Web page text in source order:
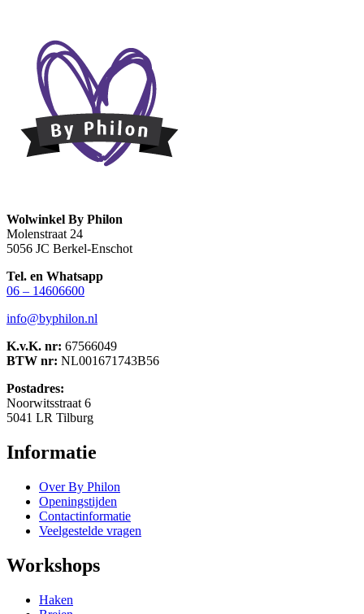
Wolwinkel By Philon
Molenstraat 24
5056 JC Berkel-Enschot
Tel. en Whatsapp
06 – 14606600
info@byphilon.nl
K.v.K. nr: 67566049
BTW nr: NL001671743B56
Postadres:
Noorwitsstraat 6
5041 LR Tilburg
Informatie
Over By Philon
Openingstijden
Contactinformatie
Veelgestelde vragen
Workshops
Haken